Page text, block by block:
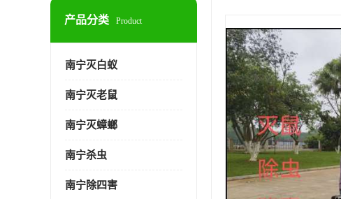
产品分类 Product
南宁灭白蚁
南宁灭老鼠
南宁灭蟑螂
南宁杀虫
南宁除四害